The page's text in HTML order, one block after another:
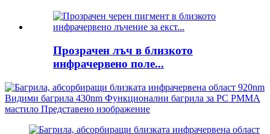
Прозрачен лъч в близкото
инфрачервено поле...